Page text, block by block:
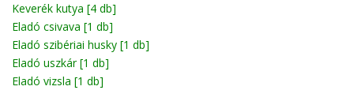
Bichon
Billy
Keverék kutya [4 db]
Eladó csivava [1 db]
Eladó szibériai husky [1 db]
Eladó uszkár[1 db]
Eladó vizsla [1 db]